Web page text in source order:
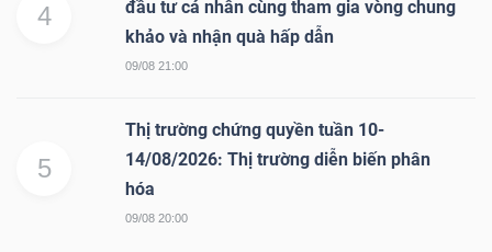
4
đầu tư cá nhân cùng tham gia vòng chung
khảo và nhận quà hấp dẫn
09/08 21:00
5
Thị trường chứng quyền tuần 10-
14/08/2026: Thị trường diễn biến phân
hóa
09/08 20:00